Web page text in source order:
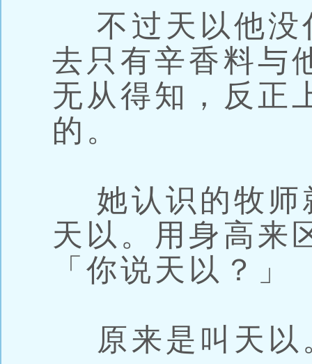
不过天以他没
去只有辛香料与
无从得知，反正
的。
她认识的牧师
天以。用身高来
「你说天以？」
原来是叫天以